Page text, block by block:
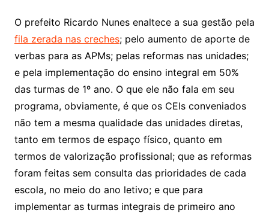
O prefeito Ricardo Nunes enaltece a sua gestão pela
fila zerada nas creches; pelo aumento de aporte de
verbas para as APMs; pelas reformas nas unidades;
e pela implementação do ensino integral em 50%
das turmas de 1º ano. O que ele não fala em seu
programa, obviamente, é que os CEIs conveniados
não tem a mesma qualidade das unidades diretas,
tanto em termos de espaço físico, quanto em
termos de valorização profissional; que as reformas
foram feitas sem consulta das prioridades de cada
escola, no meio do ano letivo; e que para
implementar as turmas integrais de primeiro ano